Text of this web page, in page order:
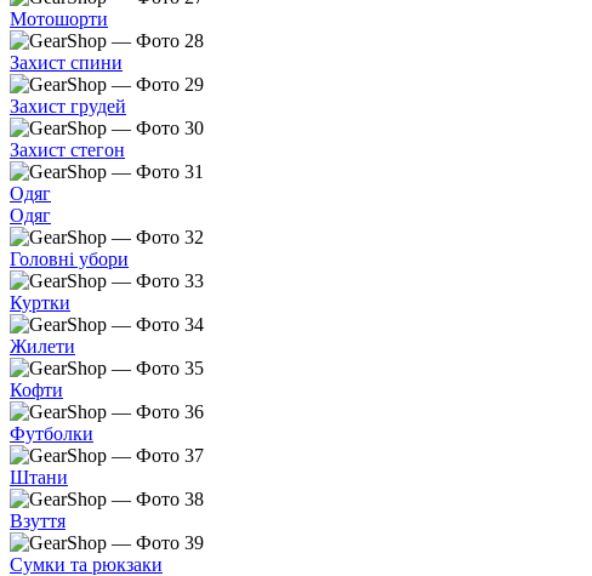
Мотошорти
Захист спини
Захист грудей
Захист стегон
Одяг
Одяг
Головні убори
Куртки
Жилети
Кофти
Футболки
Штани
Взуття
Сумки та рюкзаки